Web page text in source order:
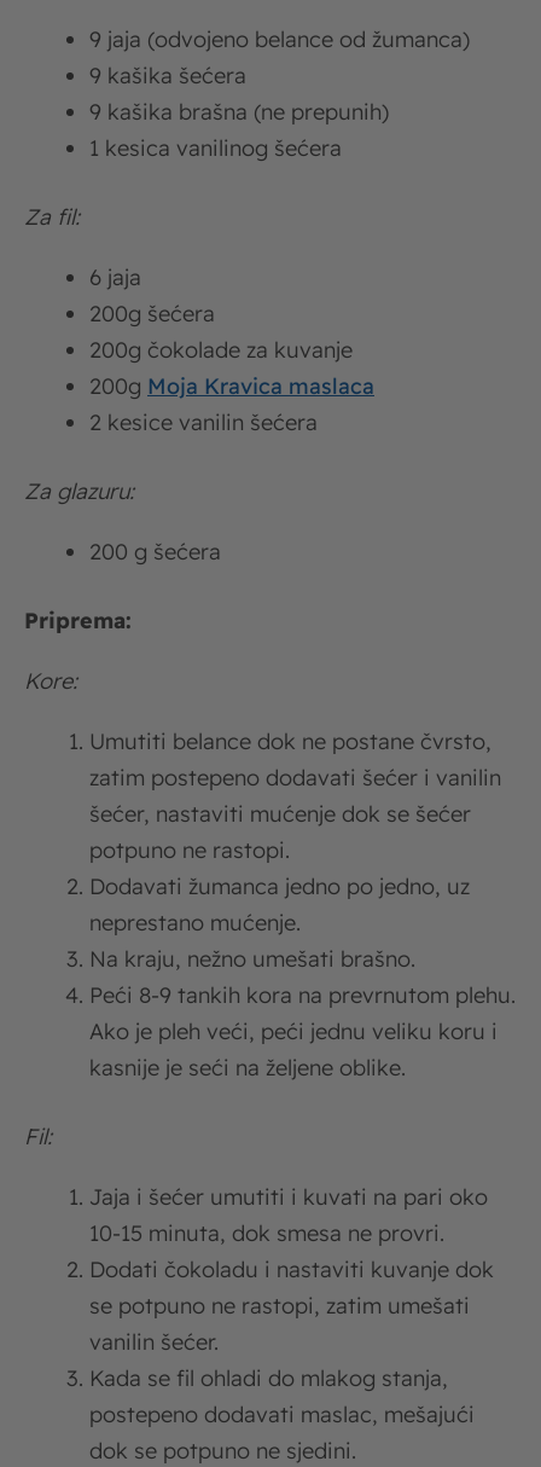
9 jaja (odvojeno belance od žumanca)
9 kašika šećera
9 kašika brašna (ne prepunih)
1 kesica vanilinog šećera
Za fil:
6 jaja
200g šećera
200g čokolade za kuvanje
200g Moja Kravica maslaca
2 kesice vanilin šećera
Za glazuru:
200 g šećera
Priprema:
Kore:
Umutiti belance dok ne postane čvrsto,
zatim postepeno dodavati šećer i vanilin
šećer, nastaviti mućenje dok se šećer
potpuno ne rastopi.
Dodavati žumanca jedno po jedno, uz
neprestano mućenje.
Na kraju, nežno umešati brašno.
Peći 8-9 tankih kora na prevrnutom plehu.
Ako je pleh veći, peći jednu veliku koru i
kasnije je seći na željene oblike.
Fil:
Jaja i šećer umutiti i kuvati na pari oko
10-15 minuta, dok smesa ne provri.
Dodati čokoladu i nastaviti kuvanje dok
se potpuno ne rastopi, zatim umešati
vanilin šećer.
Kada se fil ohladi do mlakog stanja,
postepeno dodavati maslac, mešajući
dok se potpuno ne sjedini.